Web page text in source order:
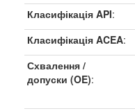
Класифікація API:
Класифікація ACEA:
Схвалення /
допуски (OE):